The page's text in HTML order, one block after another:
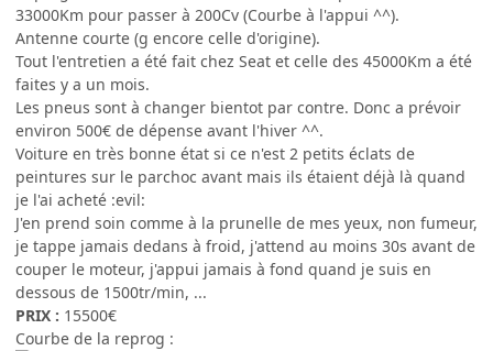
33000Km pour passer à 200Cv (Courbe à l'appui ^^).
Antenne courte (g encore celle d'origine).
Tout l'entretien a été fait chez Seat et celle des 45000Km a été
faites y a un mois.
Les pneus sont à changer bientot par contre. Donc a prévoir
environ 500€ de dépense avant l'hiver ^^.
Voiture en très bonne état si ce n'est 2 petits éclats de
peintures sur le parchoc avant mais ils étaient déjà là quand
je l'ai acheté :evil:
J'en prend soin comme à la prunelle de mes yeux, non fumeur,
je tappe jamais dedans à froid, j'attend au moins 30s avant de
couper le moteur, j'appui jamais à fond quand je suis en
dessous de 1500tr/min, ...
PRIX : 15500€
Courbe de la reprog :